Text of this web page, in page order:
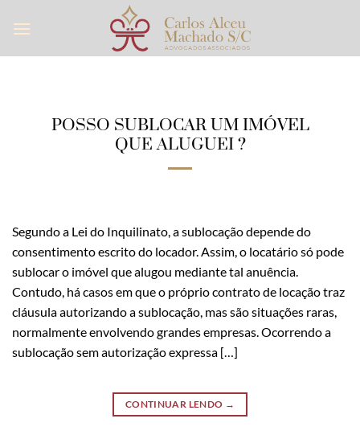
POSSO SUBLOCAR UM IMÓVEL
QUE ALUGUEI ?
Segundo a Lei do Inquilinato, a sublocação depende do
consentimento escrito do locador. Assim, o locatário só pode
sublocar o imóvel que alugou mediante tal anuência.
Contudo, há casos em que o próprio contrato de locação traz
cláusula autorizando a sublocação, mas são situações raras,
normalmente envolvendo grandes empresas. Ocorrendo a
sublocação sem autorização expressa […]
CONTINUAR LENDO →